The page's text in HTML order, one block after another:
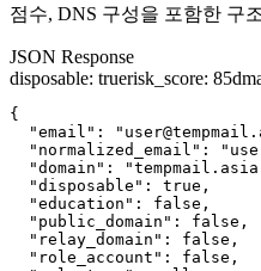
점수, DNS 구성을 포함한 구
JSON Response
disposable: truerisk_score: 85
{
"email":
"normalized_email":
"domain":
  "disposable": true,
  "education": false,
  "public_domain": false,
  "relay_domain": false,
  "role_account": false,